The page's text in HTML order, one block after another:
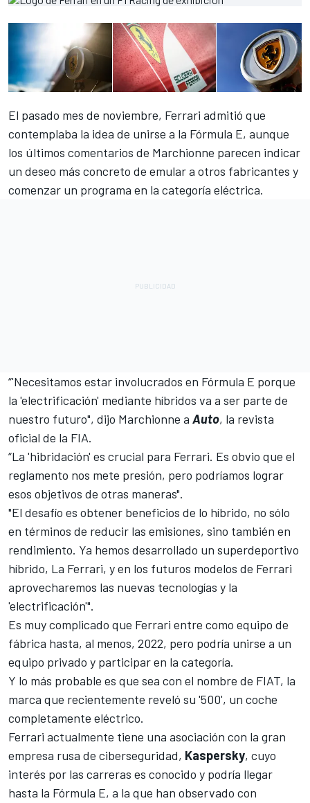
El pasado mes de noviembre, Ferrari admitió que
contemplaba la idea de unirse a la Fórmula E, aunque
los últimos comentarios de Marchionne parecen indicar
un deseo más concreto de emular a otros fabricantes y
comenzar un programa en la categoría eléctrica.
“'Necesitamos estar involucrados en Fórmula E porque
la 'electrificación' mediante híbridos va a ser parte de
nuestro futuro", dijo Marchionne a Auto, la revista
oficial de la FIA.
“La 'hibridación' es crucial para Ferrari. Es obvio que el
reglamento nos mete presión, pero podríamos lograr
esos objetivos de otras maneras".
"El desafío es obtener beneficios de lo híbrido, no sólo
en términos de reducir las emisiones, sino también en
rendimiento. Ya hemos desarrollado un superdeportivo
híbrido, La Ferrari, y en los futuros modelos de Ferrari
aprovecharemos las nuevas tecnologías y la
'electrificación'".
Es muy complicado que Ferrari entre como equipo de
fábrica hasta, al menos, 2022, pero podría unirse a un
equipo privado y participar en la categoría.
Y lo más probable es que sea con el nombre de FIAT, la
marca que recientemente reveló su '500', un coche
completamente eléctrico.
Ferrari actualmente tiene una asociación con la gran
empresa rusa de ciberseguridad, Kaspersky, cuyo
interés por las carreras es conocido y podría llegar
hasta la Fórmula E, a la que han observado con